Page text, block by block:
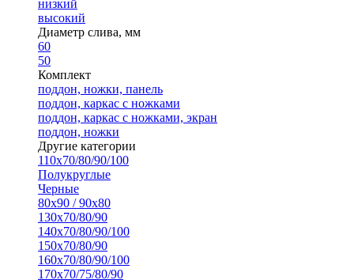
низкий
высокий
Диаметр слива, мм
60
50
Комплект
поддон, ножки, панель
поддон, каркас с ножками
поддон, каркас с ножками, экран
поддон, ножки
Другие категории
110х70/80/90/100
Полукруглые
Черные
80х90 / 90х80
130х70/80/90
140х70/80/90/100
150х70/80/90
160х70/80/90/100
170х70/75/80/90